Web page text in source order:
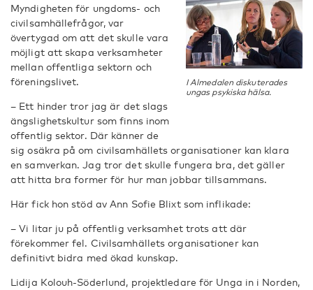
I Almedalen diskuterades
ungas psykiska hälsa.
Myndigheten för ungdoms- och
civilsamhällefrågor, var
övertygad om att det skulle vara
möjligt att skapa verksamheter
mellan offentliga sektorn och
föreningslivet.
– Ett hinder tror jag är det slags
ängslighetskultur som finns inom
offentlig sektor. Där känner de
sig osäkra på om civilsamhällets organisationer kan klara
en samverkan. Jag tror det skulle fungera bra, det gäller
att hitta bra former för hur man jobbar tillsammans.
Här fick hon stöd av Ann Sofie Blixt som inflikade:
– Vi litar ju på offentlig verksamhet trots att där
förekommer fel. Civilsamhällets organisationer kan
definitivt bidra med ökad kunskap.
Lidija Kolouh-Söderlund, projektledare för Unga in i Norden,